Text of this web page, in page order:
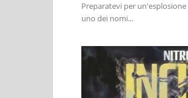
Preparatevi per
uno dei nomi...